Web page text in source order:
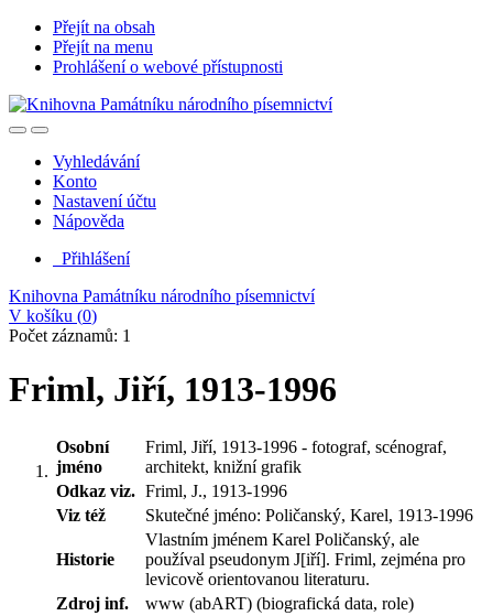
Přejít na obsah
Přejít na menu
Prohlášení o webové přístupnosti
Vyhledávání
Konto
Nastavení účtu
Nápověda
Přihlášení
Knihovna Památníku národního písemnictví
V košíku (0)
Počet záznamů: 1
Friml, Jiří, 1913-1996
Osobní
jméno
Friml, Jiří, 1913-1996 - fotograf, scénograf,
architekt, knižní grafik
Odkaz viz. Friml, J., 1913-1996
Viz též
Skutečné jméno: Poličanský, Karel, 1913-1996
Historie
Vlastním jménem Karel Poličanský, ale
používal pseudonym J[iří]. Friml, zejména pro
levicově orientovanou literaturu.
Zdroj inf.
www (abART) (biografická data, role)